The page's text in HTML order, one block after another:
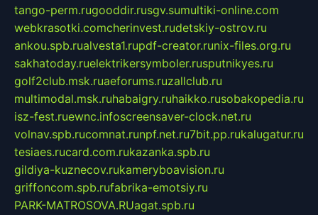
tango-perm.rugooddir.rusgv.sumultiki-online.com
webkrasotki.comcherinvest.rudetskiy-ostrov.ru
ankou.spb.rualvesta1.rupdf-creator.runix-files.org.ru
sakhatoday.ruelektrikersymboler.rusputnikyes.ru
golf2club.msk.ruaeforums.ruzallclub.ru
multimodal.msk.ruhabaigry.ruhaikko.rusobakopedia.ru
isz-fest.ruewnc.infoscreensaver-clock.net.ru
volnav.spb.rucomnat.runpf.net.ru7bit.pp.rukalugatur.ru
tesiaes.rucard.com.rukazanka.spb.ru
gildiya-kuznecov.rukameryboavision.ru
griffoncom.spb.rufabrika-emotsiy.ru
PARK-MATROSOVA.RUagat.spb.ru